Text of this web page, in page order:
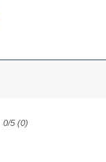
0/5 (0)